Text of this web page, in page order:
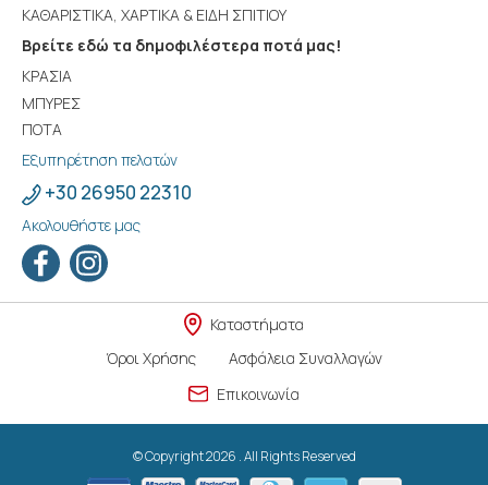
ΚΑΘΑΡΙΣΤΙΚΑ, ΧΑΡΤΙΚΑ & ΕΙΔΗ ΣΠΙΤΙΟΥ
Βρείτε εδώ τα δημοφιλέστερα ποτά μας!
ΚΡΑΣΙΑ
ΜΠΥΡΕΣ
ΠΟΤΑ
Εξυπηρέτηση πελατών
+30 26950 22310
Ακολουθήστε μας
Καταστήματα
Όροι Χρήσης
Ασφάλεια Συναλλαγών
Επικοινωνία
© Copyright 2026 . All Rights Reserved